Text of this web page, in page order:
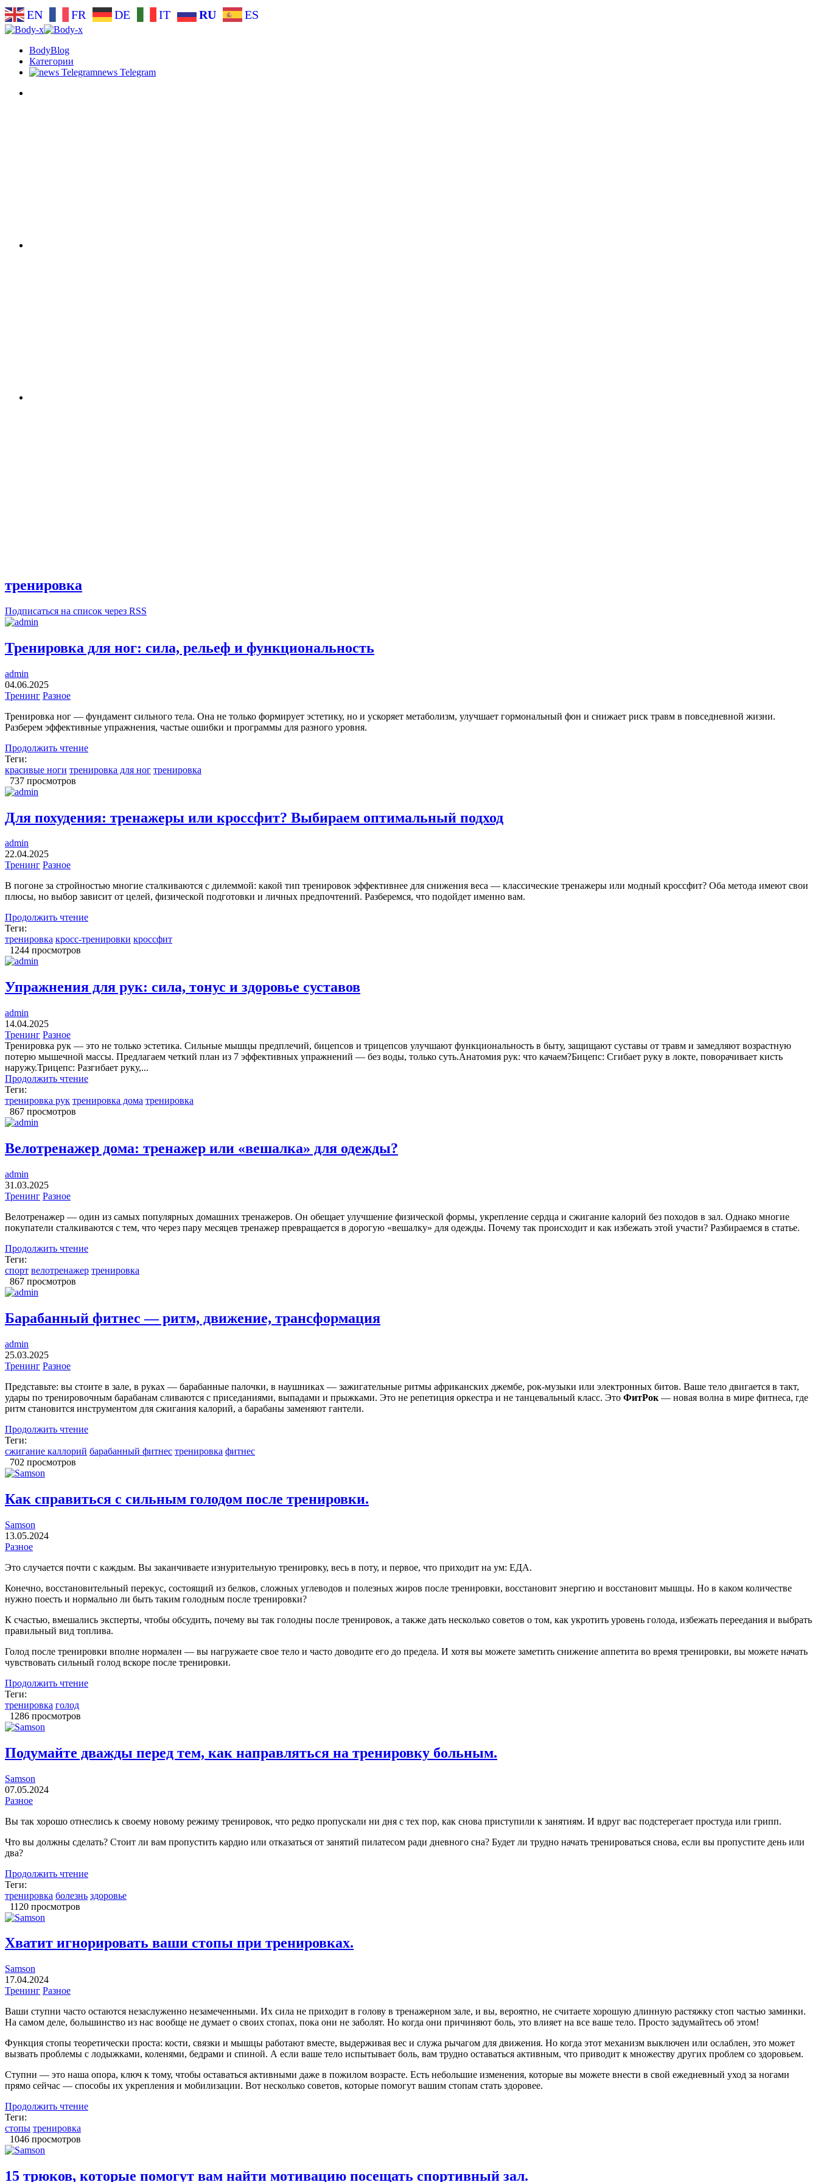
EN FR DE IT RU ES
BodyBlog
Категории
news Telegram
тренировка
Подписаться на список через RSS
Тренировка для ног: сила, рельеф и функциональность
admin
04.06.2025
Тренинг Разное
Тренировка ног — фундамент сильного тела. Она не только формирует эстетику, но и ускоряет метаболизм, улучшает гормональный фон и снижает риск травм в повседневной жизни.
Разберем эффективные упражнения, частые ошибки и программы для разного уровня.
Продолжить чтение
Теги:
красивые ноги тренировка для ног тренировка
737 просмотров
Для похудения: тренажеры или кроссфит? Выбираем оптимальный подход
admin
22.04.2025
Тренинг Разное
В погоне за стройностью многие сталкиваются с дилеммой: какой тип тренировок эффективнее для снижения веса — классические тренажеры или модный кроссфит? Оба метода имеют свои
плюсы, но выбор зависит от целей, физической подготовки и личных предпочтений. Разберемся, что подойдет именно вам.
Продолжить чтение
Теги:
тренировка кросс-тренировки кроссфит
1244 просмотров
Упражнения для рук: сила, тонус и здоровье суставов
admin
14.04.2025
Тренинг Разное
Тренировка рук — это не только эстетика. Сильные мышцы предплечий, бицепсов и трицепсов улучшают функциональность в быту, защищают суставы от травм и замедляют возрастную
потерю мышечной массы. Предлагаем четкий план из 7 эффективных упражнений — без воды, только суть.Анатомия рук: что качаем?Бицепс: Сгибает руку в локте, поворачивает кисть
наружу.Трицепс: Разгибает руку,...
Продолжить чтение
Теги:
тренировка рук тренировка дома тренировка
867 просмотров
Велотренажер дома: тренажер или «вешалка» для одежды?
admin
31.03.2025
Тренинг Разное
Велотренажер — один из самых популярных домашних тренажеров. Он обещает улучшение физической формы, укрепление сердца и сжигание калорий без походов в зал. Однако многие
покупатели сталкиваются с тем, что через пару месяцев тренажер превращается в дорогую «вешалку» для одежды. Почему так происходит и как избежать этой участи? Разбираемся в статье.
Продолжить чтение
Теги:
спорт велотренажер тренировка
867 просмотров
Барабанный фитнес — ритм, движение, трансформация
admin
25.03.2025
Тренинг Разное
Представьте: вы стоите в зале, в руках — барабанные палочки, в наушниках — зажигательные ритмы африканских джембе, рок-музыки или электронных битов. Ваше тело двигается в такт,
удары по тренировочным барабанам сливаются с приседаниями, выпадами и прыжками. Это не репетиция оркестра и не танцевальный класс. Это ФитРок — новая волна в мире фитнеса, где
ритм становится инструментом для сжигания калорий, а барабаны заменяют гантели.
Продолжить чтение
Теги:
сжигание каллорий барабанный фитнес тренировка фитнес
702 просмотров
Как справиться с сильным голодом после тренировки.
Samson
13.05.2024
Разное
Это случается почти с каждым. Вы заканчиваете изнурительную тренировку, весь в поту, и первое, что приходит на ум: ЕДА.
Конечно, восстановительный перекус, состоящий из белков, сложных углеводов и полезных жиров после тренировки, восстановит энергию и восстановит мышцы. Но в каком количестве
нужно поесть и нормально ли быть таким голодным после тренировки?
К счастью, вмешались эксперты, чтобы обсудить, почему вы так голодны после тренировок, а также дать несколько советов о том, как укротить уровень голода, избежать переедания и выбрать
правильный вид топлива.
Голод после тренировки вполне нормален — вы нагружаете свое тело и часто доводите его до предела. И хотя вы можете заметить снижение аппетита во время тренировки, вы можете начать
чувствовать сильный голод вскоре после тренировки.
Продолжить чтение
Теги:
тренировка голод
1286 просмотров
Подумайте дважды перед тем, как направляться на тренировку больным.
Samson
07.05.2024
Разное
Вы так хорошо отнеслись к своему новому режиму тренировок, что редко пропускали ни дня с тех пор, как снова приступили к занятиям. И вдруг вас подстерегает простуда или грипп.
Что вы должны сделать? Стоит ли вам пропустить кардио или отказаться от занятий пилатесом ради дневного сна? Будет ли трудно начать тренироваться снова, если вы пропустите день или
два?
Продолжить чтение
Теги:
тренировка болезнь здоровье
1120 просмотров
Хватит игнорировать ваши стопы при тренировках.
Samson
17.04.2024
Тренинг Разное
Ваши ступни часто остаются незаслуженно незамеченными. Их сила не приходит в голову в тренажерном зале, и вы, вероятно, не считаете хорошую длинную растяжку стоп частью заминки.
На самом деле, большинство из нас вообще не думает о своих стопах, пока они не заболят. Но когда они причиняют боль, это влияет на все ваше тело. Просто задумайтесь об этом!
Функция стопы теоретически проста: кости, связки и мышцы работают вместе, выдерживая вес и служа рычагом для движения. Но когда этот механизм выключен или ослаблен, это может
вызвать проблемы с лодыжками, коленями, бедрами и спиной. А если ваше тело испытывает боль, вам трудно оставаться активным, что приводит к множеству других проблем со здоровьем.
Ступни — это наша опора, ключ к тому, чтобы оставаться активными даже в пожилом возрасте. Есть небольшие изменения, которые вы можете внести в свой ежедневный уход за ногами
прямо сейчас — способы их укрепления и мобилизации. Вот несколько советов, которые помогут вашим стопам стать здоровее.
Продолжить чтение
Теги:
стопы тренировка
1046 просмотров
15 трюков, которые помогут вам найти мотивацию посещать спортивный зал.